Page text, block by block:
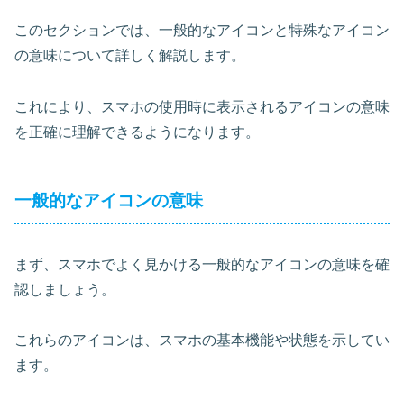
このセクションでは、一般的なアイコンと特殊なアイコン
の意味について詳しく解説します。
これにより、スマホの使用時に表示されるアイコンの意味
を正確に理解できるようになります。
一般的なアイコンの意味
まず、スマホでよく見かける一般的なアイコンの意味を確
認しましょう。
これらのアイコンは、スマホの基本機能や状態を示してい
ます。